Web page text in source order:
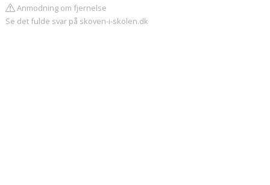
Anmodning om fjernelse
Se det fulde svar på skoven-i-skolen.dk